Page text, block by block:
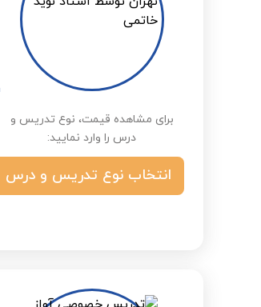
برای مشاهده قیمت، نوع تدریس و
درس را وارد نمایید:
انتخاب نوع تدریس و درس